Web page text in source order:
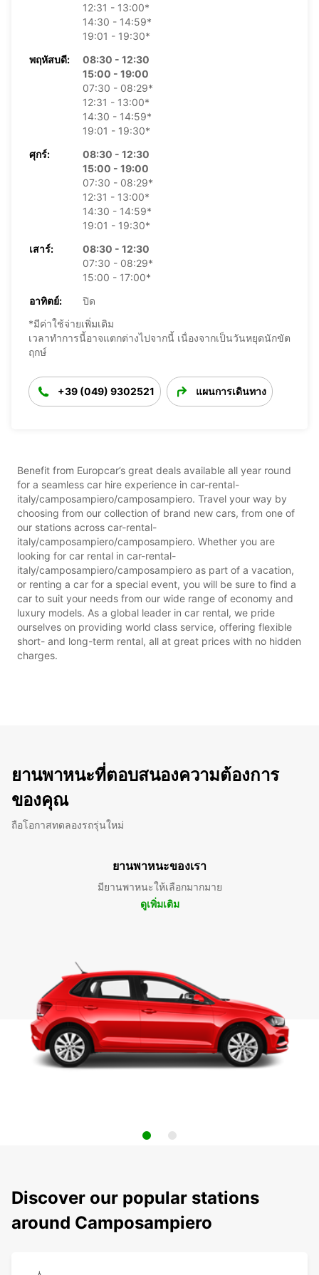
12:31 - 13:00*
14:30 - 14:59*
19:01 - 19:30*
พฤหัสบดี:
08:30 - 12:30
15:00 - 19:00
07:30 - 08:29*
12:31 - 13:00*
14:30 - 14:59*
19:01 - 19:30*
ศุกร์:
08:30 - 12:30
15:00 - 19:00
07:30 - 08:29*
12:31 - 13:00*
14:30 - 14:59*
19:01 - 19:30*
เสาร์:
08:30 - 12:30
07:30 - 08:29*
15:00 - 17:00*
อาทิตย์:
ปิด
*มีค่าใช้จ่ายเพิ่มเติม
เวลาทำการนี้อาจแตกต่างไปจากนี้ เนื่องจากเป็นวันหยุดนักขัต
ฤกษ์
+39 (049) 9302521 แผนการเดินทาง
Benefit from Europcar’s great deals available all year round
for a seamless car hire experience in car-rental-
italy/camposampiero/camposampiero. Travel your way by
choosing from our collection of brand new cars, from one of
our stations across car-rental-
italy/camposampiero/camposampiero. Whether you are
looking for car rental in car-rental-
italy/camposampiero/camposampiero as part of a vacation,
or renting a car for a special event, you will be sure to find a
car to suit your needs from our wide range of economy and
luxury models. As a global leader in car rental, we pride
ourselves on providing world class service, offering flexible
short- and long-term rental, all at great prices with no hidden
charges.
ยานพาหนะที่ตอบสนองความต้องการ
ของคุณ
ถือโอกาสทดลองรถรุ่นใหม่
ยานพาหนะของเรา
มียานพาหนะให้เลือกมากมาย
ดูเพิ่มเติม
Discover our popular stations
around Camposampiero